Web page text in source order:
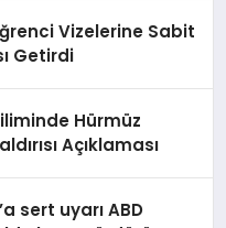
Vizelerine Sabit
Getirdi
Hürmüz
Açıklaması
sert uyarı ABD